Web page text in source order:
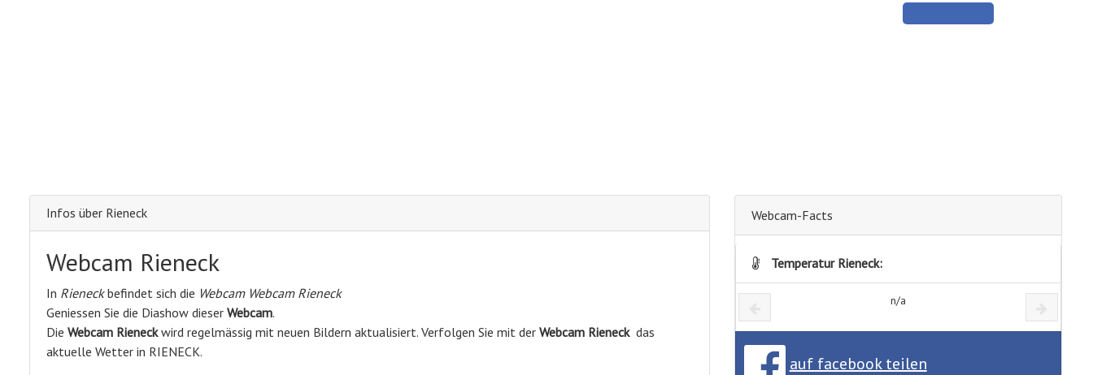
Webcam-Facts
Temperatur Rieneck:
n/a
auf facebook teilen
Infos über Rieneck
Webcam Rieneck
In Rieneckbefindet sich die Webcam Webcam Rieneck
Geniessen Sie die Diashow dieser Webcam.
Die Webcam Rieneckwird regelmässig mit neuen Bildern aktualisiert. Verfolgen Sie mit der Webcam Rieneck das
aktuelle Wetter in RIENECK.